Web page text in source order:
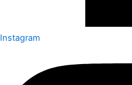
Instagram